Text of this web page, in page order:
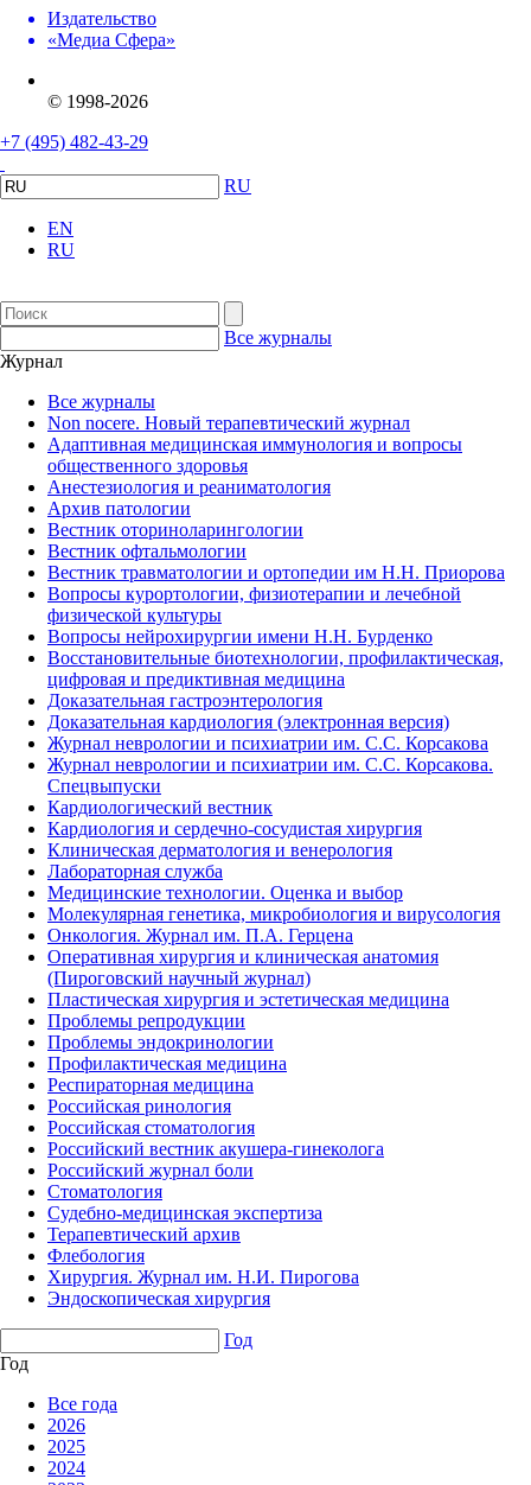
Издательство
«Медиа Сфера»
© 1998-2026
+7 (495) 482-43-29
RU
EN
RU
Все журналы
Журнал
Все журналы
Non nocere. Новый терапевтический журнал
Адаптивная медицинская иммунология и вопросы
общественного здоровья
Анестезиология и реаниматология
Архив патологии
Вестник оториноларингологии
Вестник офтальмологии
Вестник травматологии и ортопедии им Н.Н. Приорова
Вопросы курортологии, физиотерапии и лечебной
физической культуры
Вопросы нейрохирургии имени Н.Н. Бурденко
Восстановительные биотехнологии, профилактическая,
цифровая и предиктивная медицина
Доказательная гастроэнтерология
Доказательная кардиология (электронная версия)
Журнал неврологии и психиатрии им. С.С. Корсакова
Журнал неврологии и психиатрии им. С.С. Корсакова.
Спецвыпуски
Кардиологический вестник
Кардиология и сердечно-сосудистая хирургия
Клиническая дерматология и венерология
Лабораторная служба
Медицинские технологии. Оценка и выбор
Молекулярная генетика, микробиология и вирусология
Онкология. Журнал им. П.А. Герцена
Оперативная хирургия и клиническая анатомия
(Пироговский научный журнал)
Пластическая хирургия и эстетическая медицина
Проблемы репродукции
Проблемы эндокринологии
Профилактическая медицина
Респираторная медицина
Российская ринология
Российская стоматология
Российский вестник акушера-гинеколога
Российский журнал боли
Стоматология
Судебно-медицинская экспертиза
Терапевтический архив
Флебология
Хирургия. Журнал им. Н.И. Пирогова
Эндоскопическая хирургия
Год
Год
Все года
2026
2025
2024